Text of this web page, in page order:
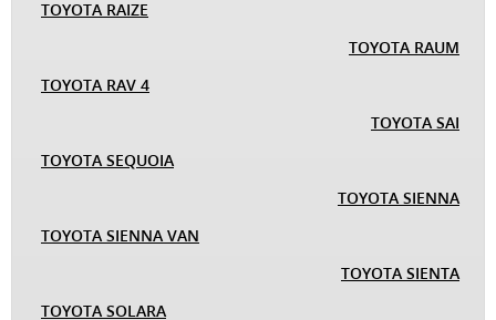
TOYOTA RAIZE
TOYOTA RAUM
TOYOTA RAV 4
TOYOTA SAI
TOYOTA SEQUOIA
TOYOTA SIENNA
TOYOTA SIENNA VAN
TOYOTA SIENTA
TOYOTA SOLARA